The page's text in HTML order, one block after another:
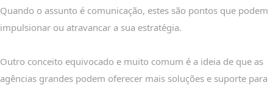
Quando o assunto é comunicação, estes são pontos que podem
impulsionar ou atravancar a sua estratégia.
Outro conceito equivocado e muito comum é a ideia de que as
agências grandes podem oferecer mais soluções e suporte para